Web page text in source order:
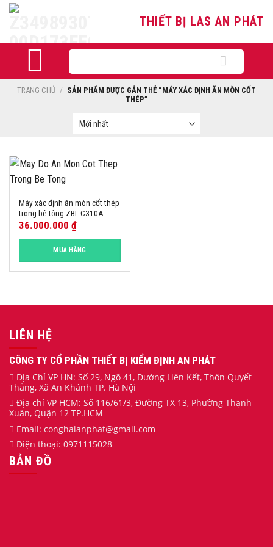
Skip
THIẾT BỊ LAS AN PHÁT
kiếm:
TRANG CHỦ / SẢN PHẨM ĐƯỢC GẮN THẺ “MÁY XÁC ĐỊNH ĂN MÒN CỐT
THÉP”
Máy xác định ăn mòn cốt thép
trong bê tông ZBL-C310A
36.000.000 ₫
MUA HÀNG
LIÊN HỆ
CÔNG TY CỔ PHẦN THIẾT BỊ KIỂM ĐỊNH AN PHÁT
Địa Chỉ VP HN: Số 29, Ngõ 41, Đường Liên Kết, Thôn Quyết
Thắng, Xã An Khánh TP. Hà Nội
Địa chỉ VP HCM: Số 116/61/3, Đường TX 13, Phường Thạnh
Xuân, Quận 12 TP.HCM
Email: conghaianphat@gmail.com
Điện thoại: 0971115028
BẢN ĐỒ